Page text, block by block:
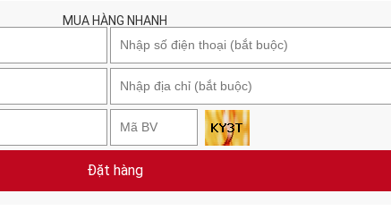
MUA HÀNG NHANH
Đặt hàng